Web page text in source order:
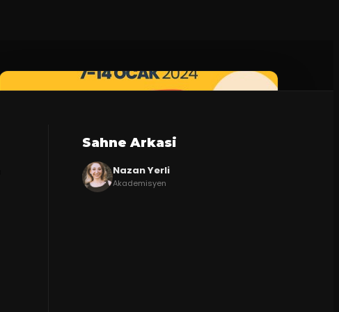
Sahne Arkasi
Nazan Yerli
Akademisyen